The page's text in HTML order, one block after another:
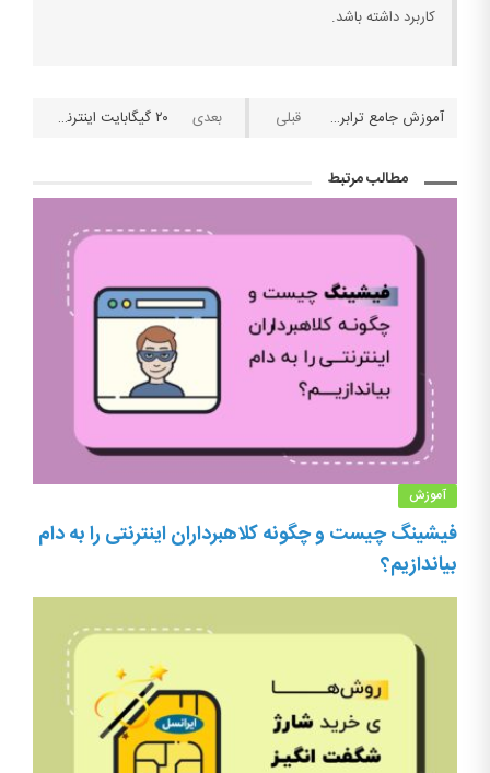
کاربرد داشته باشد.
آموزش جامع ترابرد به اپراتورهای ایرانسل، همراه اول و رایتل+ تصاویر ۲۰ گیگابایت اینترنت رایگان با شارژ جوانان همراه اول
مطالب مرتبط
آموزش
فیشینگ چیست و چگونه کلاهبرداران اینترنتی را به دام
بیاندازیم؟